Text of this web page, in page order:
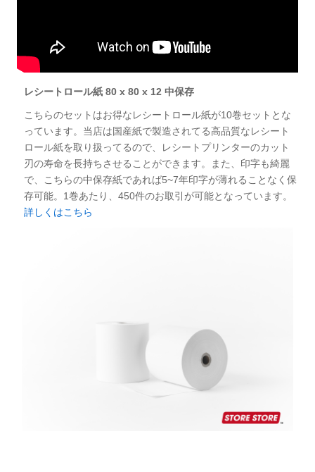
お買い物を続ける
レシートロール紙 80 x 80 x 12 中保存
こちらのセットはお得なレシートロール紙が10巻セットとな
っています。当店は国産紙で製造されてる高品質なレシート
ロール紙を取り扱ってるので、レシートプリンターのカット
刃の寿命を長持ちさせることができます。また、印字も綺麗
で、こちらの中保存紙であれば5~7年印字が薄れることなく保
存可能。1巻あたり、450件のお取引が可能となっています。
詳しくはこちら